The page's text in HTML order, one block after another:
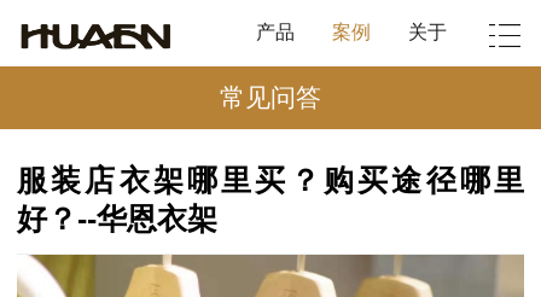
产品 案例 关于
常见问答
服装店衣架哪里买？购买途径哪里
好？--华恩衣架